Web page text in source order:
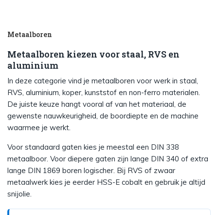
Metaalboren
Metaalboren kiezen voor staal, RVS en
aluminium
In deze categorie vind je metaalboren voor werk in staal,
RVS, aluminium, koper, kunststof en non-ferro materialen.
De juiste keuze hangt vooral af van het materiaal, de
gewenste nauwkeurigheid, de boordiepte en de machine
waarmee je werkt.
Voor standaard gaten kies je meestal een DIN 338
metaalboor. Voor diepere gaten zijn lange DIN 340 of extra
lange DIN 1869 boren logischer. Bij RVS of zwaar
metaalwerk kies je eerder HSS-E cobalt en gebruik je altijd
snijolie.